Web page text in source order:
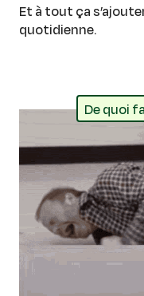
Et à tout ça
quotidienne.
De quoi